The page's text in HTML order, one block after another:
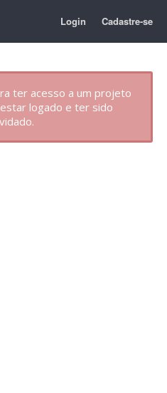
Login Cadastre-se
ter acesso a um projeto
logado e ter sido